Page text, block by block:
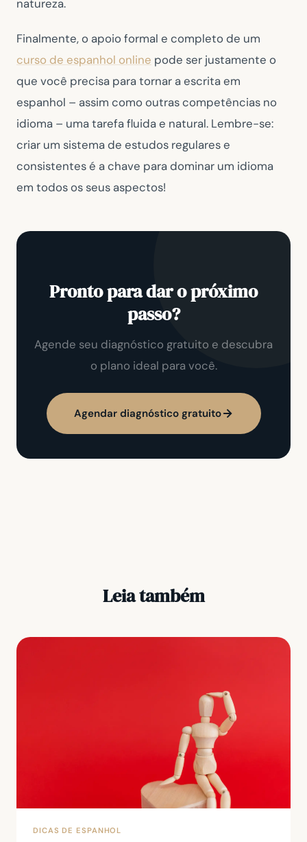
natureza.
Finalmente, o apoio formal e completo de um
curso de espanhol online pode ser justamente o
que você precisa para tornar a escrita em
espanhol – assim como outras competências no
idioma – uma tarefa fluida e natural. Lembre-se:
criar um sistema de estudos regulares e
consistentes é a chave para dominar um idioma
em todos os seus aspectos!
Pronto para dar o próximo
passo?
Agende seu diagnóstico gratuito e descubra
o plano ideal para você.
Agendar diagnóstico gratuito
Leia também
DICAS DE ESPANHOL